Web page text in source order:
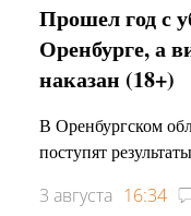
Прошел год с
Оренбурге, а
наказан (18+)
В Оренбургском
поступят
3 августа 16:34